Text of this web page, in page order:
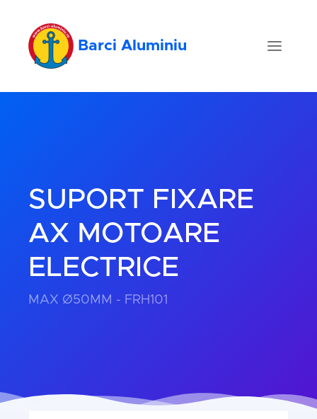
Barci Aluminiu
SUPORT FIXARE
AX MOTOARE
ELECTRICE
MAX Ø50MM - FRH101